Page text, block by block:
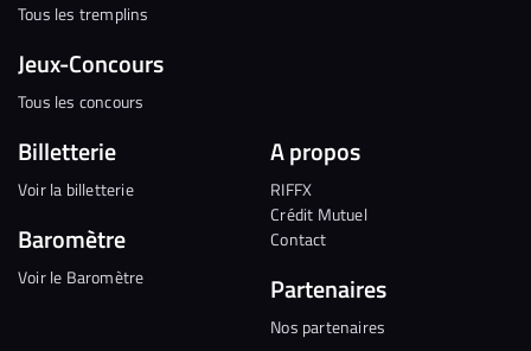
Tous les tremplins
Jeux-Concours
Tous les concours
Billetterie
Voir la billetterie
Baromètre
Voir le Baromètre
A propos
RIFFX
Crédit Mutuel
Contact
Partenaires
Nos partenaires